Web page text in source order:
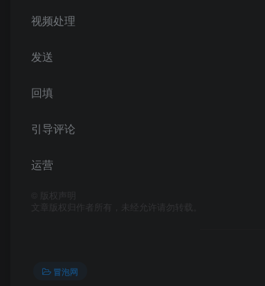
视频处理
发送
回填
引导评论
运营
版权声明
文章版权归作者所有，未经允许请勿转载。
冒泡网